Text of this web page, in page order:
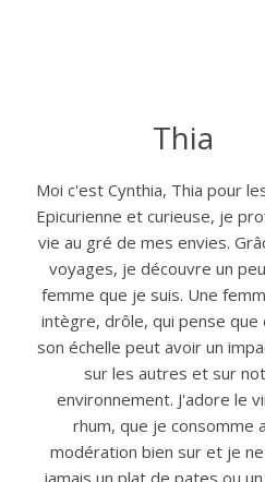
Thia
Moi c'est Cynthia, Thia pour
Epicurienne et curieuse, je
vie au gré de mes envies.
voyages, je découvre un
femme que je suis. Une
intègre, drôle, qui pense que
son échelle peut avoir un
sur les autres et sur
environnement. J'adore le
rhum, que je consomme
modération bien sur et je
jamais un plat de pates ou